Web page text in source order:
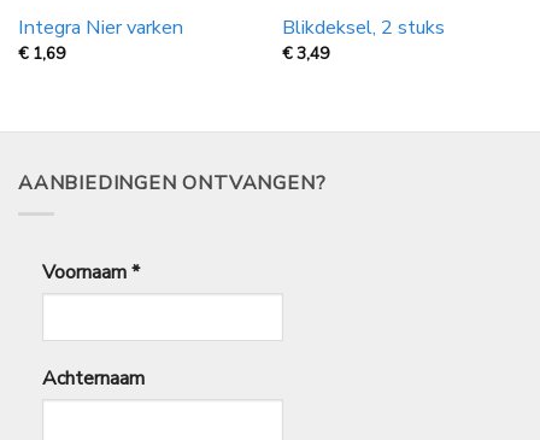
Integra Nier varken
€ 1,69
Blikdeksel, 2 stuks
€3,49
AANBIEDINGEN ONTVANGEN?
Voornaam*
Achternaam